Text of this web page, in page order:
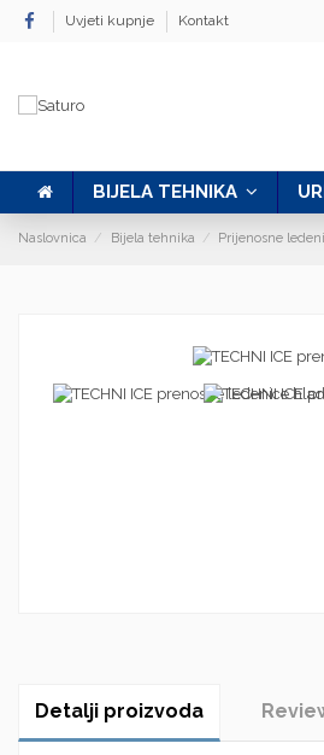
Uvjeti kupnje Kontakt
BIJELA TEHNIKA
Naslovnica Bijela tehnika Prijenosne
Detalji proizvoda